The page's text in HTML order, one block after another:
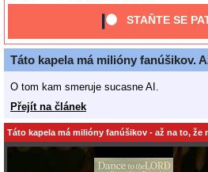
STAŇTE SE
Táto kapela má milióny fanúšikov.
O tom kam smeruje sucasne AI.
Přejít na článek
Táto kapela má milióny fanúšikov - až na to, že